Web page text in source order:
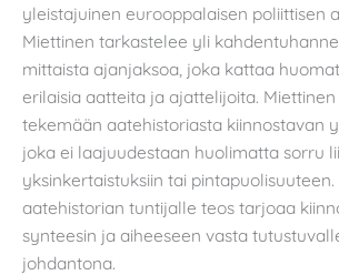
yleistajuinen eurooppalaisen poliittisen
Miettinen tarkastelee yli
mittaista ajanjaksoa, joka kattaa
erilaisia aatteita ja ajattelijoita.
tekemään aatehistoriasta kiinnostavan
joka ei laajuudestaan huolimatta sorru
yksinkertaistuksiin tai
aatehistorian tuntijalle teos tarjoaa
synteesin ja aiheeseen vasta
johdantona.